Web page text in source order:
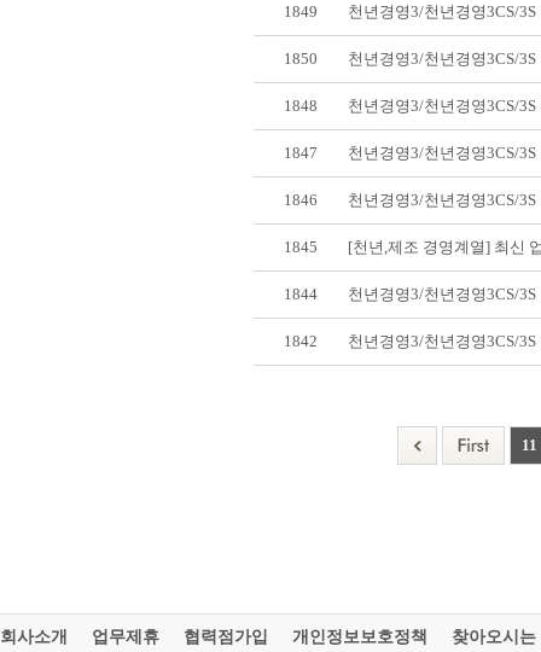
1849 천년경영3/천년경영3CS/
1850 천년경영3/천년경영3CS/
1848 천년경영3/천년경영3CS/
1847 천년경영3/천년경영3CS/
1846 천년경영3/천년경영3CS/
1845 [천년,제조 경영계열] 최신
1844 천년경영3/천년경영3CS/
1842 천년경영3/천년경영3CS/
11
회사소개 업무제휴 협력점가입 개인정보보호정책 찾아오시는